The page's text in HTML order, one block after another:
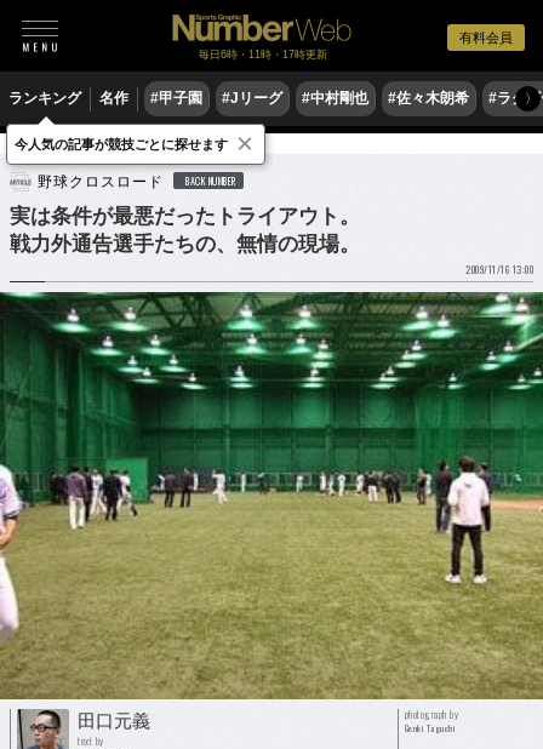
有料会員
毎日6時・11時・17時更新
ランキング 名作 #甲子園 #Jリーグ #中村剛也 #佐々木朗希 #ラグ〉
野球 プロ野球 トライアウト
野球クロスロード BACK NUMBER
実は条件が最悪だったトライアウト。
戦力外通告選手たちの、無情の現場。
2009/11/16 13:00
田口元義
text by
photograph by
Genki Taguchi
今人気の記事が競技ごとに探せます ×